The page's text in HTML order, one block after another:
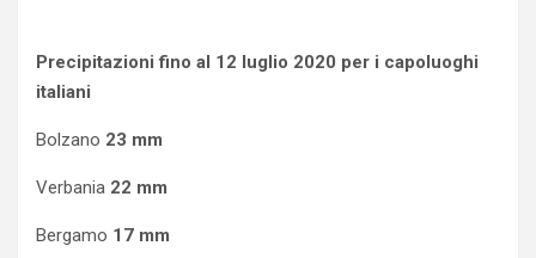
Precipitazioni fino al 12 luglio 2020 per i capoluoghi
italiani
Bolzano 23 mm
Verbania 22 mm
Bergamo 17 mm